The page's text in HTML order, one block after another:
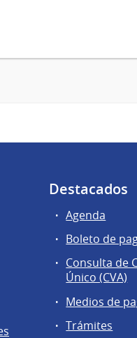
Destacados
Agenda
Boleto de
Consulta de
Único (CVA)
Medios de
Trámites